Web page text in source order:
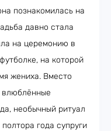
познакомилась на
давно стала
на церемонию в
на которой
жениха. Вместо
влюблённые
необычный ритуал
года супруги